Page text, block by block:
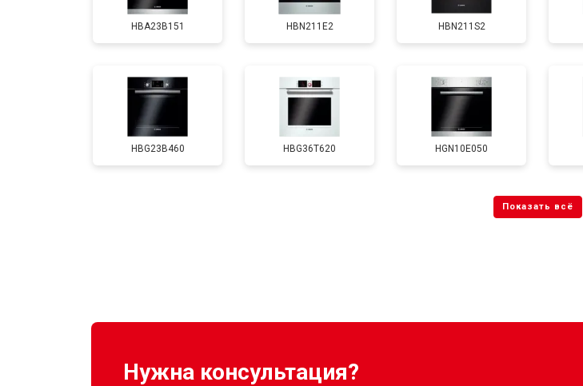
HBA23B151 HBN211E2 HBN211S2
HBG23B460 HBG36T620 HGN10E050
Нужна консультация?